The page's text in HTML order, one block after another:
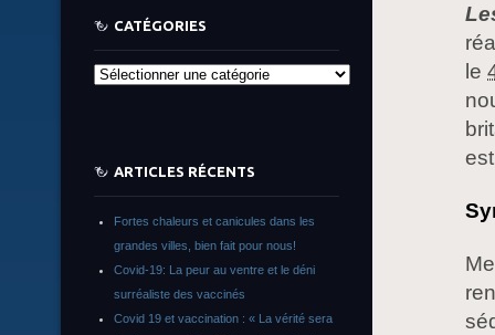
le
CATÉGORIES
Catégories
ARTICLES RÉCENTS
Fortes chaleurs et canicules dans les
grandes villes, bien fait pour nous!
Covid-19: La peur au ventre et le déni
surréaliste des vaccinés
Covid 19 et vaccination : « La vérité sera